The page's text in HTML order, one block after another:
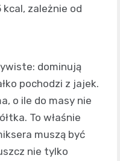
zależnie od
dominują
pochodzi z jajek.
o ile do masy nie
To właśnie
muszą być
nie tylko